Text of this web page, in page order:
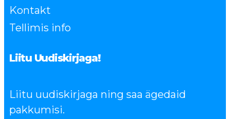
Kontakt
Tellimis info
Liitu Uudiskirjaga!
Liitu uudiskirjaga ning saa ägedaid
pakkumisi.